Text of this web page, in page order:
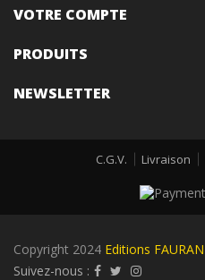
VOTRE COMPTE
PRODUITS
NEWSLETTER
C.G.V. Livraison
Copyright 2024 Editions FAURAN
Suivez-nous :